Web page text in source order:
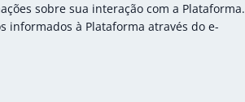
sobre sua interação com a Plataforma.
informados à Plataforma através do e-